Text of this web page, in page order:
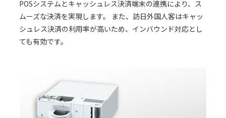
POSシステムとキャッシュレス決済端末の連携により、ス
ムーズな決済を実現します。 また、訪日外国人客はキャッ
シュレス決済の利用率が高いため、インバウンド対応とし
ても有効です。